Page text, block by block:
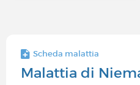
Scheda malattia
Malattia di